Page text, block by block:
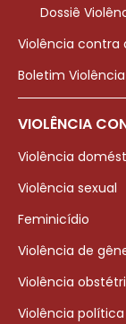
Dossiê
Violência contra
Boletim
VIOLÊNCIA
Violência
Violência sexual
Feminicídio
Violência de
Violência
Violência